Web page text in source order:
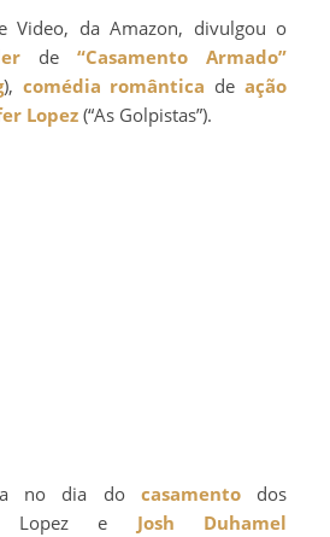
de “Casamento Armado”
), comédia romântica deação
Lopez (“As Golpistas”).
no dia do casamentodos
Lopez e Josh Duhamel